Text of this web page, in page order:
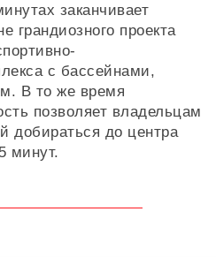
заканчивает
грандиозного проекта
с бассейнами,
В то же время
позволяет владельцам
добираться до центра
минут.